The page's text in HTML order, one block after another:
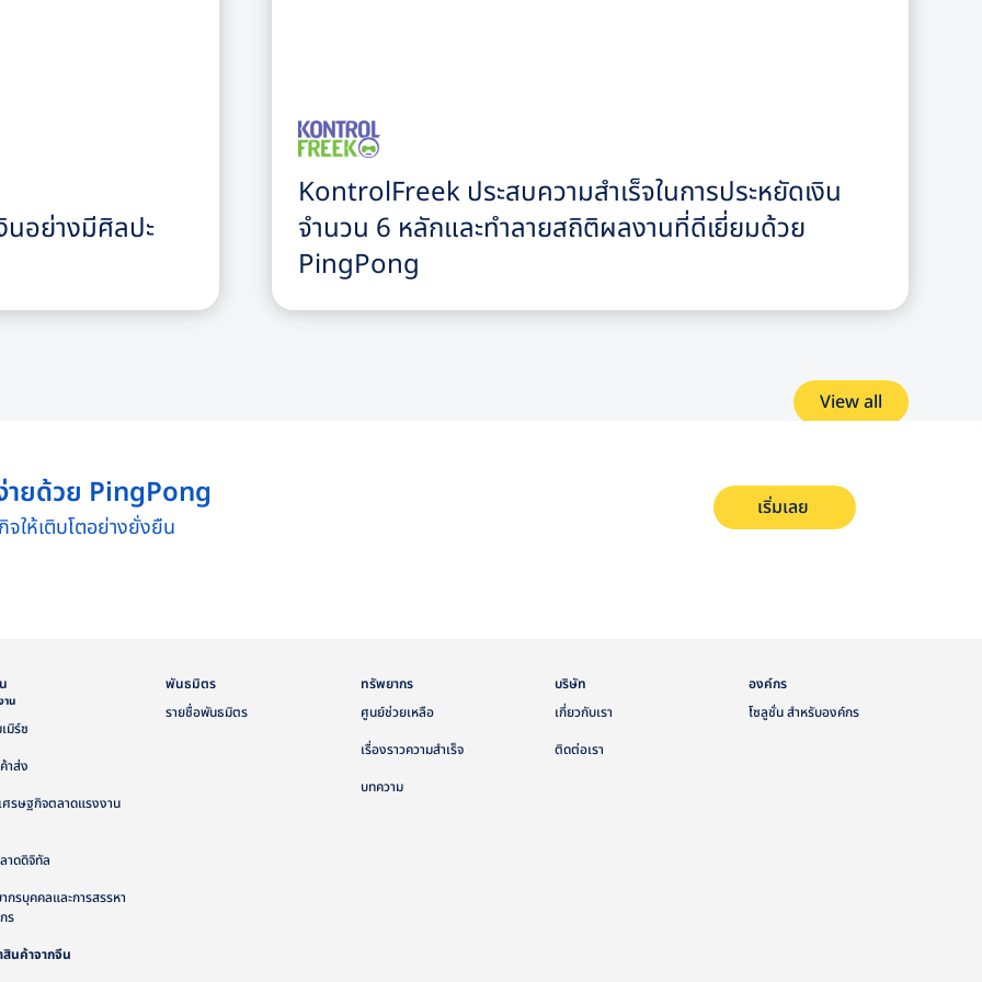
นอย่างมีศิลปะ
KontrolFreek ประสบความสำเร็จในการประหยัดเงิน
จำนวน 6 หลักและทำลายสถิติผลงานที่ดีเยี่ยมด้วย
PingPong
View all
ายด้วย PingPong
ให้เติบโตอย่างยั่งยืน
เริ่มเลย
าน
มิร์ซ
าส่ง
ศรษฐกิจตลาดแรงงาน
าดดิจิทัล
กรบุคคลและการสรรหา
ร
สินค้าจากจีน
พันธมิตร
รายชื่อพันธมิตร
ทรัพยากร
ศูนย์ช่วยเหลือ
เรื่องราวความสำเร็จ
บทความ
บริษัท
เกี่ยวกับเรา
ติดต่อเรา
องค์กร
โซลูชั่น สำหรับองค์กร